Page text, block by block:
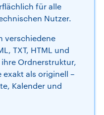
für alle
Nutzer.
verschiedene
TXT, HTML und
Ordnerstruktur,
als originell –
Kalender und